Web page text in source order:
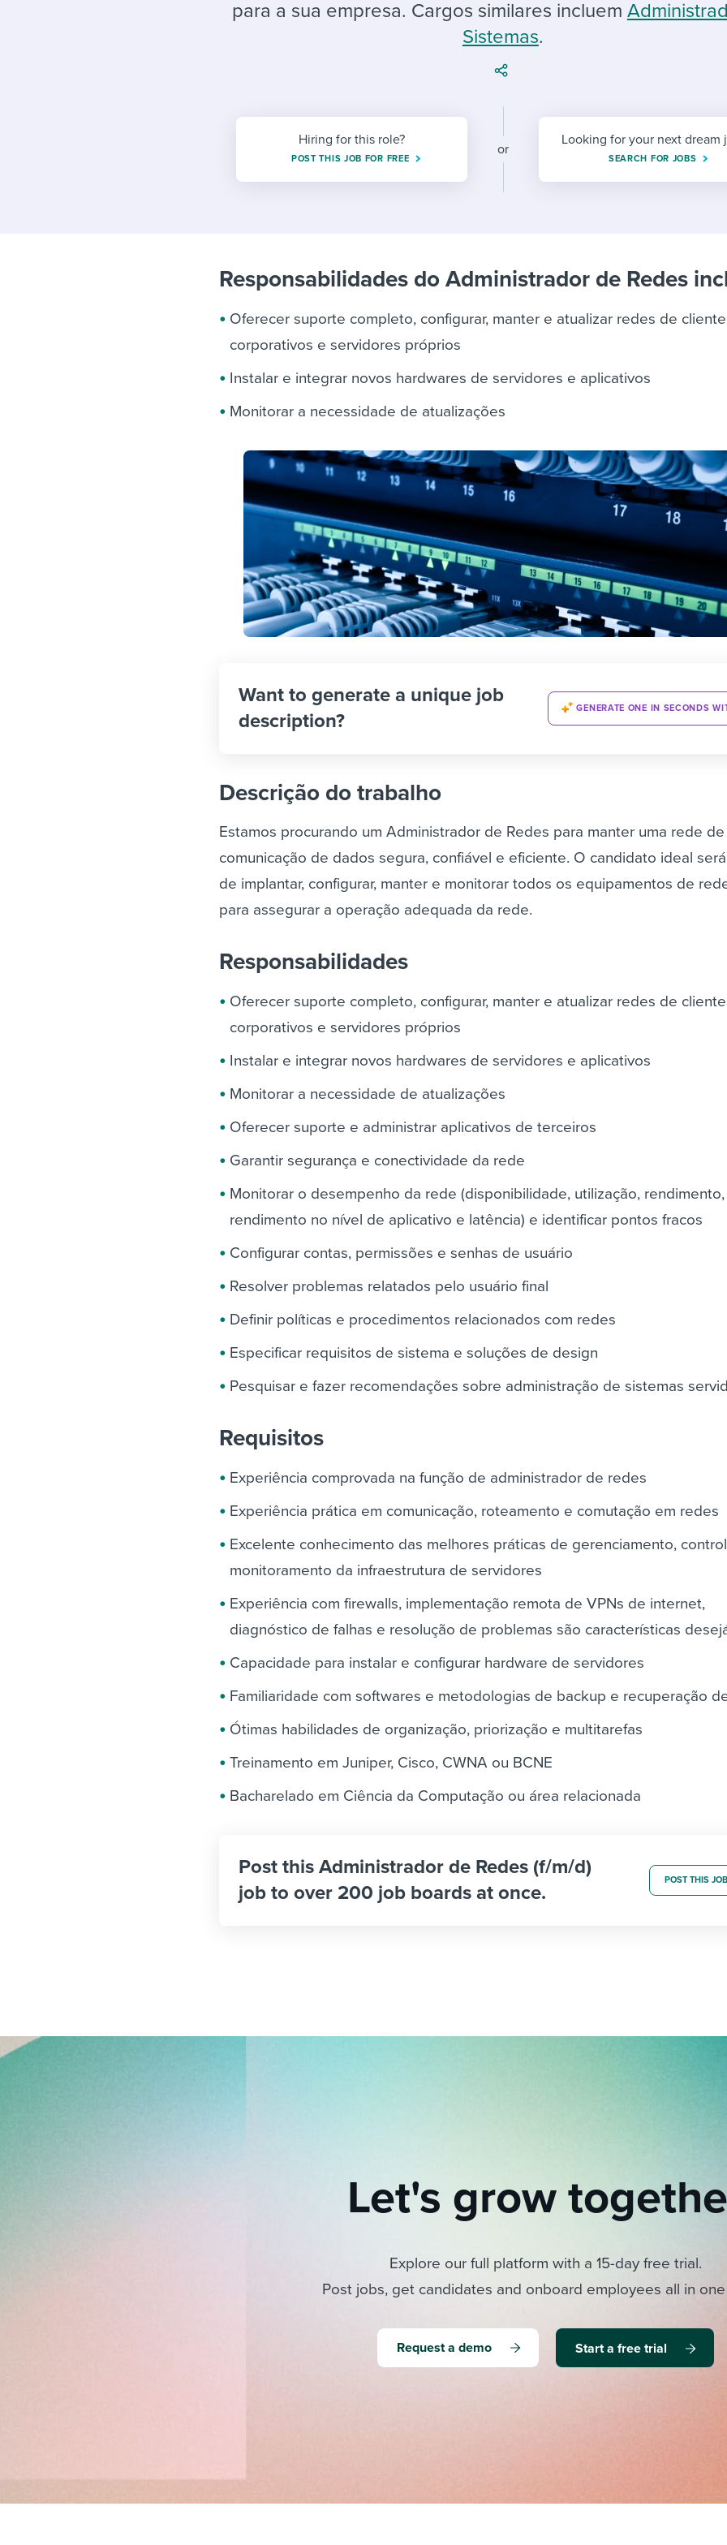
Candidate/employee experiences
Workable customer stories
Workable customer stories
Workable customer stories
para a sua empresa. Cargos similares incluem
Sistemas.
Hiring for this role?
POST THIS JOB FOR FREE
or
Looking for your next dream
SEARCH FOR JOBS
Responsabilidades do Administrador de Redes
Oferecer suporte completo, configurar, manter e atualizar redes de
corporativos e servidores próprios
Instalar e integrar novos hardwares de servidores e aplicativos
Monitorar a necessidade de atualizações
Want to generate a unique job
description?
GENERATE ONE IN SECONDS
Descrição do trabalho
Estamos procurando um Administrador de Redes para manter uma rede de
comunicação de dados segura, confiável e eficiente. O candidato ideal
de implantar, configurar, manter e monitorar todos os equipamentos de
para assegurar a operação adequada da rede.
Responsabilidades
Oferecer suporte completo, configurar, manter e atualizar redes de
corporativos e servidores próprios
Instalar e integrar novos hardwares de servidores e aplicativos
Monitorar a necessidade de atualizações
Oferecer suporte e administrar aplicativos de terceiros
Garantir segurança e conectividade da rede
Monitorar o desempenho da rede (disponibilidade, utilização, rendimento,
rendimento no nível de aplicativo e latência) e identificar pontos fracos
Configurar contas, permissões e senhas de usuário
Resolver problemas relatados pelo usuário final
Definir políticas e procedimentos relacionados com redes
Especificar requisitos de sistema e soluções de design
Pesquisar e fazer recomendações sobre administração de sistemas
Requisitos
Experiência comprovada na função de administrador de redes
Experiência prática em comunicação, roteamento e comutação em redes
Excelente conhecimento das melhores práticas de gerenciamento,
monitoramento da infraestrutura de servidores
Experiência com firewalls, implementação remota de VPNs de internet,
diagnóstico de falhas e resolução de problemas são características
Capacidade para instalar e configurar hardware de servidores
Familiaridade com softwares e metodologias de backup e recuperação
Ótimas habilidades de organização, priorização e multitarefas
Treinamento em Juniper, Cisco, CWNA ou BCNE
Bacharelado em Ciência da Computação ou área relacionada
Post this Administrador de Redes (f/m/d)
job to over 200 job boards at once.
POST THIS
Let's grow
Explore our full platform with a 15-day free trial.
Post jobs, get candidates and onboard employees all in
Request a demo Start a free trial